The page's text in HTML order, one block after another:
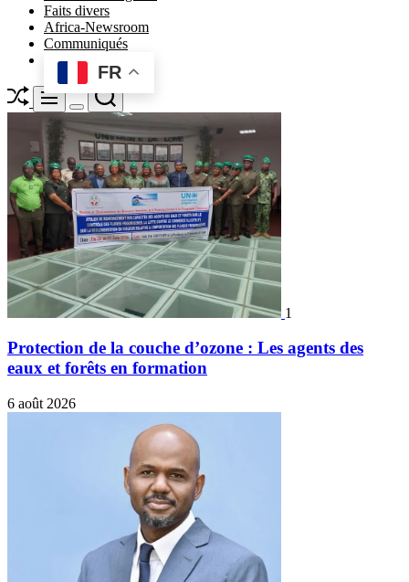
Faits divers
Africa-Newsroom
Communiqués
FR
ShuffleMenu
Switch
color
mode
Search
1
Protection de la couche d’ozone : Les agents des
eaux et forêts en formation
6 août 2026